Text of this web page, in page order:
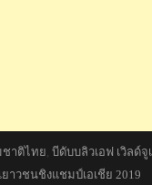
าติไทย, บีดับบลิวเอฟ เวิลด์
าวชนชิงแชมป์เอเชีย 2019